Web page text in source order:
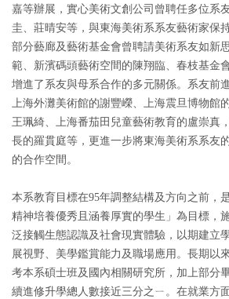
嘉等辦展，實心美術文創公司曾聘任多位系
圭、莊晴安等，與東海美術系系友藝術家保
部分藝廊及藝術基金會曾聘請美術系友如新
範、新濱碼頭藝術空間的陳翔臨、春枝基金
增進了系友與母系合作的多元關係。系友前
上海外灘美術館的謝豐嶸、上海震旦博物館
王珮綺、上海番茄田兒童藝術教育的盧崇真
長的羅貫庭等，更進一步將東海美術系系友
的合作空間。
本系教育目標在95年調整結構及方向之前，
精神培養優秀且涵養厚實的學生」為目標，
泛接觸生態認識及社會現實體驗，以期建立
展視野、美學鑑賞能力及職場應用。長期以
考本系碩士班及國內相關研究所，加上部分
續進修升學總人數接近三分之ㄧ。在就業方